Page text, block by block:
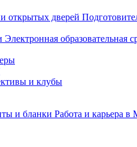
открытых дверей
Электронная образовательная
и клубы
и бланки Работа и карьера